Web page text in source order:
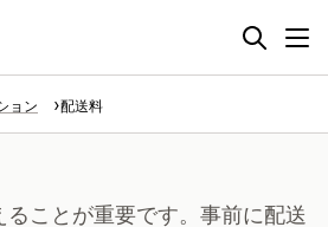
ョン 配送料
ことが重要です。事前に配送